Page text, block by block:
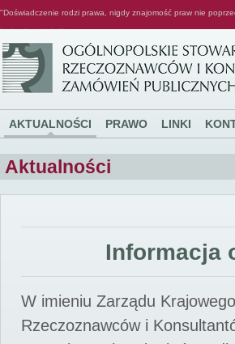
"Doświadczenie rodzi prawa, nigdy znajomość praw nie
AKTUALNOŚCI PRAWO LINKI
Aktualności
Informacja
W imieniu Zarządu
Rzeczoznawców i